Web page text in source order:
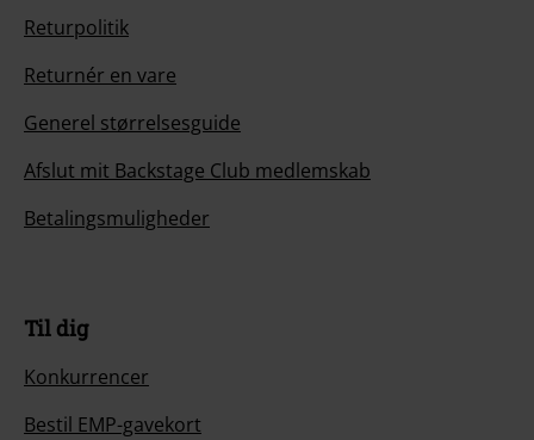
Returpolitik
Returnér en vare
Generel størrelsesguide
Afslut mit Backstage Club medlemskab
Betalingsmuligheder
Til dig
Konkurrencer
Bestil EMP-gavekort